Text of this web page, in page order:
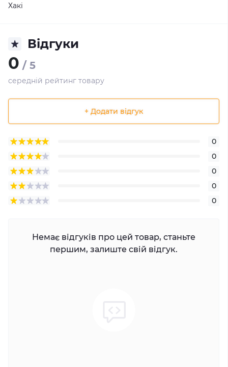
Хакі
Відгуки
0 / 5
середній рейтинг товару
+ Додати відгук
0
0
0
0
0
Немає відгуків про цей товар, станьте
першим, залиште свій відгук.